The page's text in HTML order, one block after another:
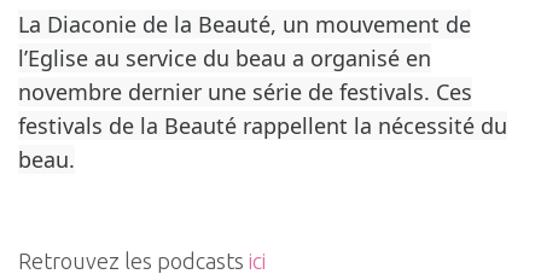
La Diaconie de la Beauté, un mouvement de
l’Eglise au service du beau a organisé en
novembre dernier une série de festivals. Ces
festivals de la Beauté rappellent la nécessité du
beau.
Retrouvez les podcasts ici